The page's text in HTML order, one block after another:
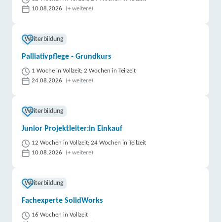
10.08.2026
(+ weitere)
Weiterbildung
Palliativpflege - Grundkurs
1 Woche in Vollzeit; 2 Wochen in Teilzeit
24.08.2026
(+ weitere)
Weiterbildung
Junior Projektleiter:in Einkauf
12 Wochen in Vollzeit; 24 Wochen in Teilzeit
10.08.2026
(+ weitere)
Weiterbildung
Fachexperte SolidWorks
16 Wochen in Vollzeit